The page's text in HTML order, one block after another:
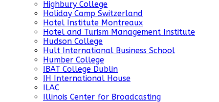
Highbury College
Holiday Camp Switzerland
Hotel Institute Montreaux
Hotel and Turism Management Institute
Hudson College
Hult International Business School
Humber College
IBAT College Dublin
IH International House
ILAC
Illinois Center for Broadcasting